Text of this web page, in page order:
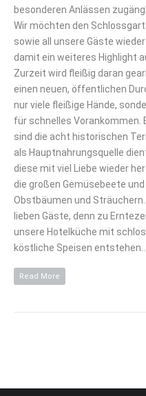
besonderen Anlässen
Wir möchten den
sowie all unsere Gäste
damit ein weiteres Highlight
Zurzeit wird fleißig daran
einen neuen, öffentlichen
nur viele fleißige Hände,
für schnelles Vorankommen.
sind die acht historischen
als Hauptnahrungsquelle
diese mit viel Liebe wieder
die großen Gemüsebeete
Obstbäumen und
lieben Gäste, denn zu
unsere Hotelküche mit
köstliche Speisen entstehen.…
Read More